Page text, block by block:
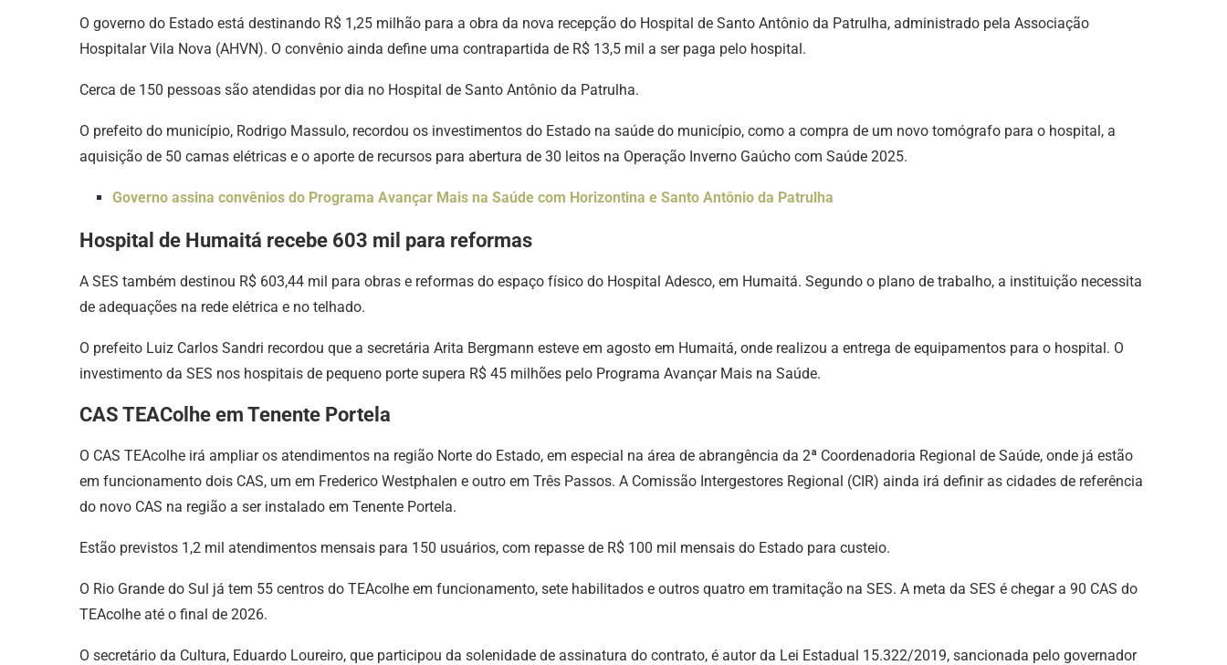
O governo do Estado está destinando R$ 1,25 milhão para a obra da nova recepção do Hospital de Santo Antônio da Patrulha, administrado pela Associação
Hospitalar Vila Nova (AHVN). O convênio ainda define uma contrapartida de R$ 13,5 mil a ser paga pelo hospital.
Cerca de 150 pessoas são atendidas por dia no Hospital de Santo Antônio da Patrulha.
O prefeito do município, Rodrigo Massulo, recordou os investimentos do Estado na saúde do município, como a compra de um novo tomógrafo para o hospital, a
aquisição de 50 camas elétricas e o aporte de recursos para abertura de 30 leitos na Operação Inverno Gaúcho com Saúde 2025.
Governo assina convênios do Programa Avançar Mais na Saúde com Horizontina e Santo Antônio da Patrulha
Hospital de Humaitá recebe 603 mil para reformas
A SES também destinou R$ 603,44 mil para obras e reformas do espaço físico do Hospital Adesco, em Humaitá. Segundo o plano de trabalho, a instituição necessita
de adequações na rede elétrica e no telhado.
O prefeito Luiz Carlos Sandri recordou que a secretária Arita Bergmann esteve em agosto em Humaitá, onde realizou a entrega de equipamentos para o hospital. O
investimento da SES nos hospitais de pequeno porte supera R$ 45 milhões pelo Programa Avançar Mais na Saúde.
CAS TEAColhe em Tenente Portela
O CAS TEAcolhe irá ampliar os atendimentos na região Norte do Estado, em especial na área de abrangência da 2ª Coordenadoria Regional de Saúde, onde já estão
em funcionamento dois CAS, um em Frederico Westphalen e outro em Três Passos. A Comissão Intergestores Regional (CIR) ainda irá definir as cidades de referência
do novo CAS na região a ser instalado em Tenente Portela.
Estão previstos 1,2 mil atendimentos mensais para 150 usuários, com repasse de R$ 100 mil mensais do Estado para custeio.
O Rio Grande do Sul já tem 55 centros do TEAcolhe em funcionamento, sete habilitados e outros quatro em tramitação na SES. A meta da SES é chegar a 90 CAS do
TEAcolhe até o final de 2026.
O secretário da Cultura, Eduardo Loureiro, que participou da solenidade de assinatura do contrato, é autor da Lei Estadual 15.322/2019, sancionada pelo governador